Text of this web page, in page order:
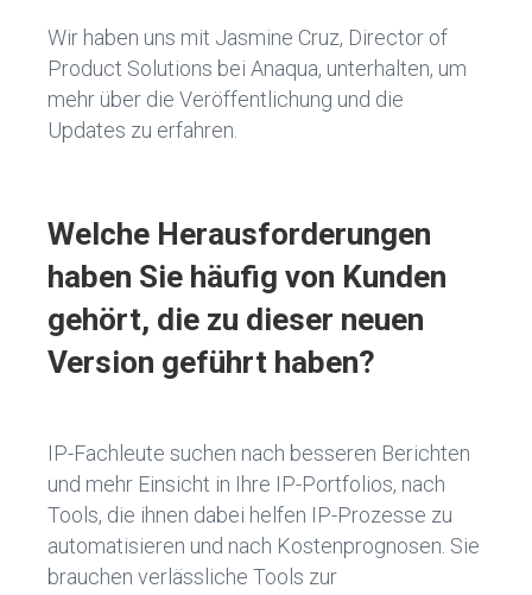
Wir haben uns mit Jasmine Cruz, Director of
Product Solutions bei Anaqua, unterhalten, um
mehr über die Veröffentlichung und die
Updates zu erfahren.
Welche Herausforderungen
haben Sie häufig von Kunden
gehört, die zu dieser neuen
Version geführt haben?
IP-Fachleute suchen nach besseren Berichten
und mehr Einsicht in Ihre IP-Portfolios, nach
Tools, die ihnen dabei helfen IP-Prozesse zu
automatisieren und nach Kostenprognosen. Sie
brauchen verlässliche Tools zur